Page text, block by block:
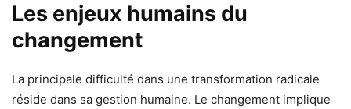
Les enjeux humains du
changement
La principale difficulté dans une transformation radicale
réside dans sa gestion humaine. Le changement implique